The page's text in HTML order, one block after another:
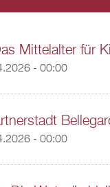
Mittelalter für
- 00:00
- 00:00